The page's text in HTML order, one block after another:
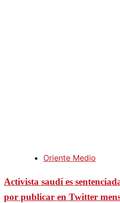
Oriente Medio
Activista saudí es
por publicar en Twitter